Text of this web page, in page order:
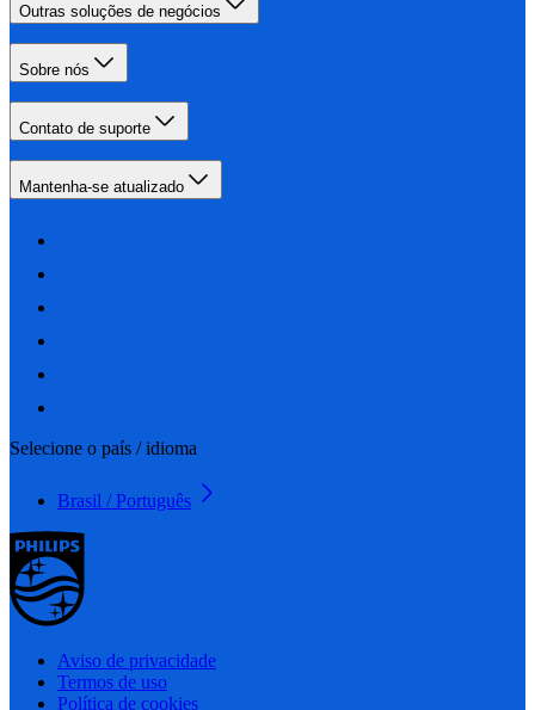
Outras soluções de negócios
Sobre nós
Contato de suporte
Mantenha-se atualizado
Selecione o país / idioma
Brasil / Português
Aviso de privacidade
Termos de uso
Política de cookies